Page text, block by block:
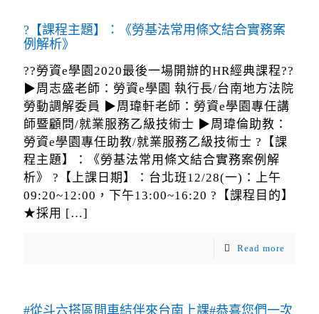
?【課程主題】：《勞基法常用條文結合實務案
例解析》
??勞資e學園2020最後一場開辦的HR經典課程??
▶周志盛老師：勞資e學園 執行長/台南地方法院
勞動調解委員 ▶周瑋軒老師：勞資e學園專任講
師暨顧問/就業服務乙級技術士 ▶周瑋倫助教：
勞資e學園專任助教/就業服務乙級技術士 ?【課
程主題】：《勞基法常用條文結合實務案例解
析》 ?【上課日期】：台北班12/28(一)：上午
09:20~12:00，下午13:00~16:20 ?【課程目的】
★採用 […]
Read more
#從斗六搭區間車結伴來台南上課#恭喜您們一次